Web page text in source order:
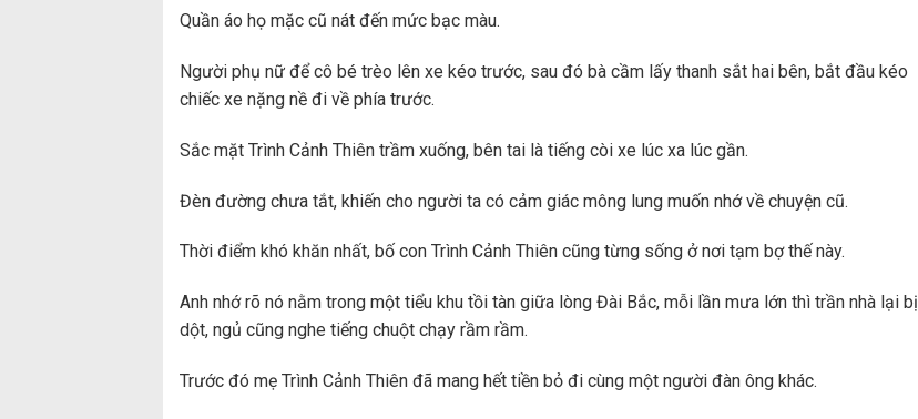
Quần áo họ mặc cũ nát đến mức bạc màu.
Người phụ nữ để cô bé trèo lên xe kéo trước, sau đó bà cầm lấy thanh sắt hai bên, bắt đầu kéo
chiếc xe nặng nề đi về phía trước.
Sắc mặt Trình Cảnh Thiên trầm xuống, bên tai là tiếng còi xe lúc xa lúc gần.
Đèn đường chưa tắt, khiến cho người ta có cảm giác mông lung muốn nhớ về chuyện cũ.
Thời điểm khó khăn nhất, bố con Trình Cảnh Thiên cũng từng sống ở nơi tạm bợ thế này.
Anh nhớ rõ nó nằm trong một tiểu khu tồi tàn giữa lòng Đài Bắc, mỗi lần mưa lớn thì trần nhà lại bị
dột, ngủ cũng nghe tiếng chuột chạy rầm rầm.
Trước đó mẹ Trình Cảnh Thiên đã mang hết tiền bỏ đi cùng một người đàn ông khác.